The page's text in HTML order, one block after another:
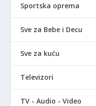
Sportska oprema
Sve za Bebe i Decu
Sve za kuću
Televizori
TV - Audio - Video